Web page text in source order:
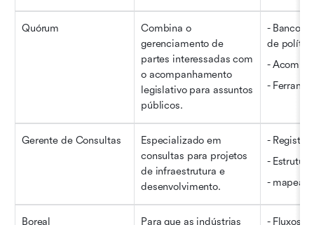
Quórum
Combina o
gerenciamento de
partes interessadas com
o acompanhamento
legislativo para assuntos
públicos.
- Banco
de
-
-
Gerente de Consultas
Especializado em
consultas para projetos
de infraestrutura e
desenvolvimento.
-
-
-
Boreal Para que as indústrias - Fluxos